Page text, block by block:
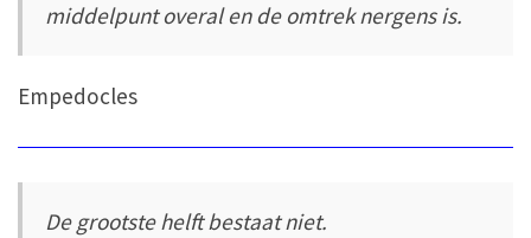
middelpunt overal en de omtrek nergens is.
Empedocles
De grootste helft bestaat niet.